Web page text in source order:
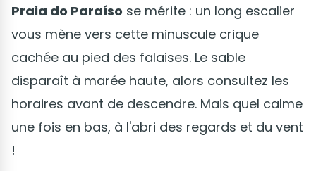
Praia do Paraíso se mérite : un long escalier
vous mène vers cette minuscule crique
cachée au pied des falaises. Le sable
disparaît à marée haute, alors consultez les
horaires avant de descendre. Mais quel calme
une fois en bas, à l'abri des regards et du vent
!